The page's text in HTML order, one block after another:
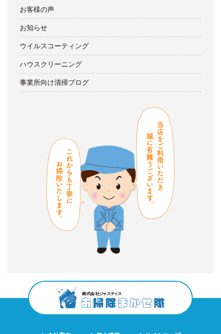
お客様の声
お知らせ
ウイルスコーティング
ハウスクリーニング
事業所向け清掃ブログ